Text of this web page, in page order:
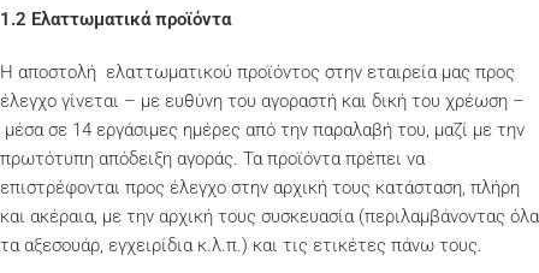
1.2 Ελαττωματικά προϊόντα
Η αποστολή ελαττωματικού προϊόντος στην εταιρεία μας προς
έλεγχο γίνεται – με ευθύνη του αγοραστή και δική του χρέωση –
μέσα σε 14 εργάσιμες ημέρες από την παραλαβή του, μαζί με την
πρωτότυπη απόδειξη αγοράς. Τα προϊόντα πρέπει να
επιστρέφονται προς έλεγχο στην αρχική τους κατάσταση, πλήρη
και ακέραια, με την αρχική τους συσκευασία (περιλαμβάνοντας όλα
τα αξεσουάρ, εγχειρίδια κ.λ.π.) και τις ετικέτες πάνω τους.